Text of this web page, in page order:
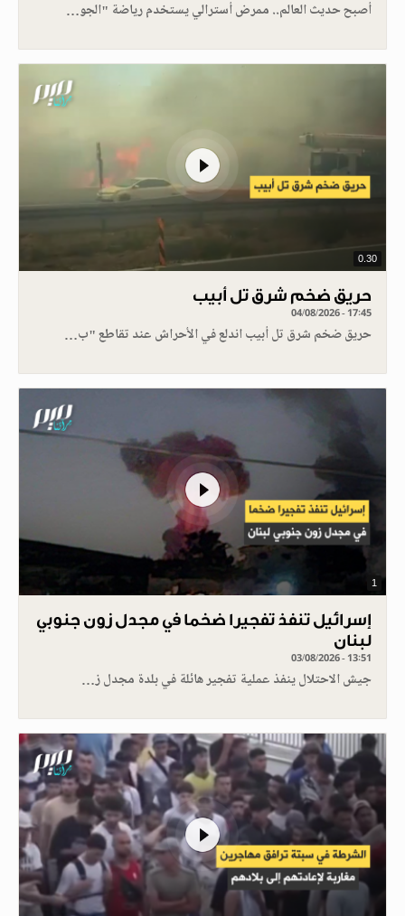
أصبح حديث العالم.. ممرض أسترالي يستخدم رياضة "الجو…
0.30
حريق ضخم شرق تل أبيب
04/08/2026 - 17:45
حريق ضخم شرق تل أبيب اندلع في الأحراش عند تقاطع "ب…
1
إسرائيل تنفذ تفجيرا ضخما في مجدل زون جنوبي
لبنان
03/08/2026 - 13:51
جيش الاحتلال ينفذ عملية تفجير هائلة في بلدة مجدل ز…